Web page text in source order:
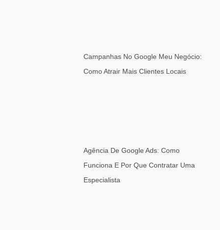
Campanhas No Google Meu Negócio:
Como Atrair Mais Clientes Locais
Agência De Google Ads: Como
Funciona E Por Que Contratar Uma
Especialista